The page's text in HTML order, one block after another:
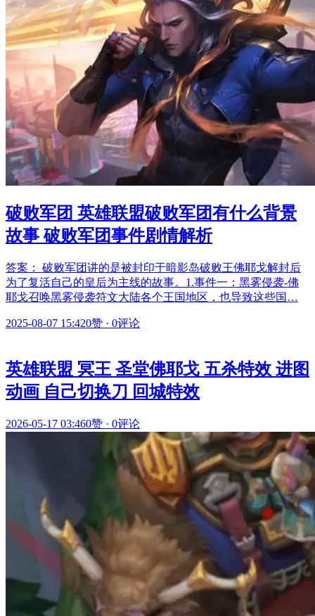
破败军团 英雄联盟破败军团有什么背景
故事 破败军团事件剧情解析
答案： 破败军团讲的是被封印于暗影岛破败王佛耶戈解封后
为了复活自己的皇后为主线的故事。1.事件一：黑雾侵袭-佛
耶戈召唤黑雾侵袭符文大陆各个王国地区，也导致这些国…
2025-08-07 15:420赞 · 0评论
英雄联盟 冥王 圣堂佛耶戈 五杀特效 进图
动画 自己切换刀 回城特效
2026-05-17 03:460赞 · 0评论